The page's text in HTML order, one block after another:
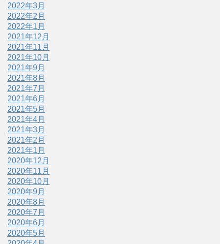
2022年3月
2022年2月
2022年1月
2021年12月
2021年11月
2021年10月
2021年9月
2021年8月
2021年7月
2021年6月
2021年5月
2021年4月
2021年3月
2021年2月
2021年1月
2020年12月
2020年11月
2020年10月
2020年9月
2020年8月
2020年7月
2020年6月
2020年5月